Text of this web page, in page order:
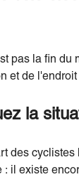
pas la fin
et de
la
des
il existe